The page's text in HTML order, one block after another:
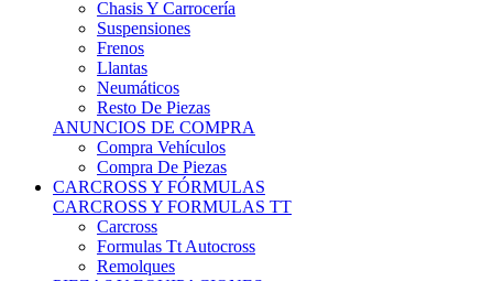
Chasis Y Carrocería
Suspensiones
Frenos
Llantas
Neumáticos
Resto De Piezas
ANUNCIOS DE COMPRA
Compra Vehículos
Compra De Piezas
CARCROSS Y FÓRMULAS
CARCROSS Y FORMULAS TT
Carcross
Formulas Tt Autocross
Remolques